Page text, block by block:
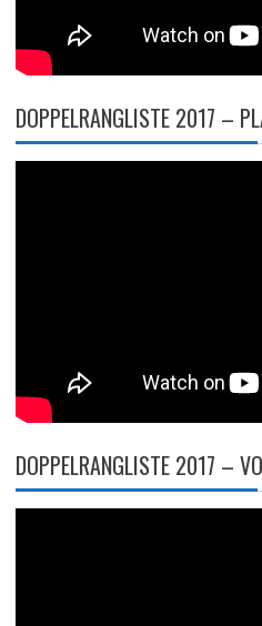
DOPPELRANGLISTE 2017 –
DOPPELRANGLISTE 2017 –